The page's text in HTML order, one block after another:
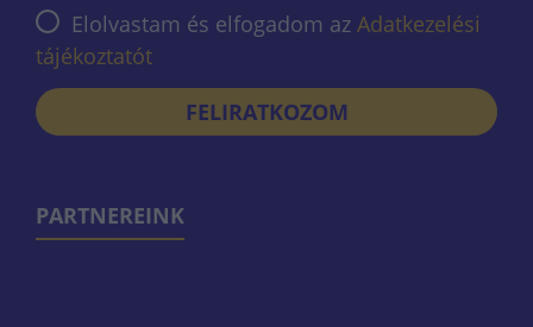
Elolvastam és elfogadom az Adatkezelési
tájékoztatót
FELIRATKOZOM
PARTNEREINK